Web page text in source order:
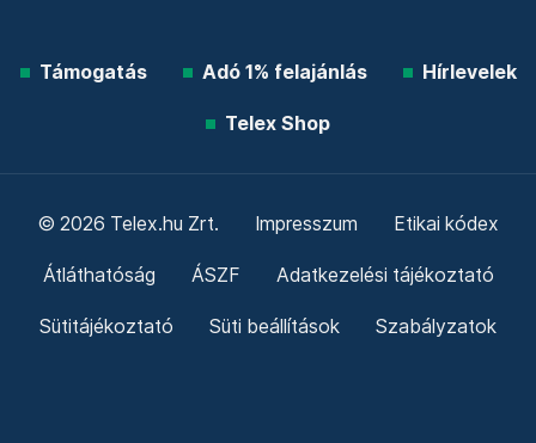
Támogatás Adó 1% felajánlás Hírlevelek
Telex Shop
© 2026 Telex.hu Zrt. Impresszum Etikai kódex
Átláthatóság ÁSZF Adatkezelési tájékoztató
Sütitájékoztató Süti beállítások Szabályzatok